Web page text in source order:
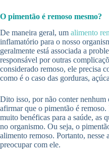
O pimentão é remoso mesmo?
De maneira geral, um alimento
inflamatório para o nosso
geralmente está associada a
responsável por outras
considerado remoso, ele precisa
como é o caso das gorduras,
Dito isso, por não conter nenhum
afirmar que o pimentão é
muito benéficas para a saúde, as
no organismo. Ou seja, o
alimento remoso. Portanto, nesse
preocupar com ele.